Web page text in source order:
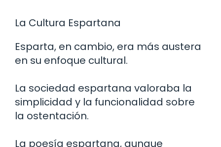
La Cultura Espartana
Esparta, en cambio, era más austera
en su enfoque cultural.
La sociedad espartana valoraba la
simplicidad y la funcionalidad sobre
la ostentación.
La poesía espartana, aunque